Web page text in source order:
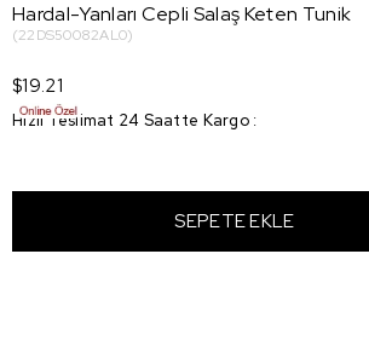
Hardal-Yanları Cepli Salaş Keten Tunik
(22DS50082AL0)
$19.21
Hızlı Teslimat 24 Saatte Kargo :